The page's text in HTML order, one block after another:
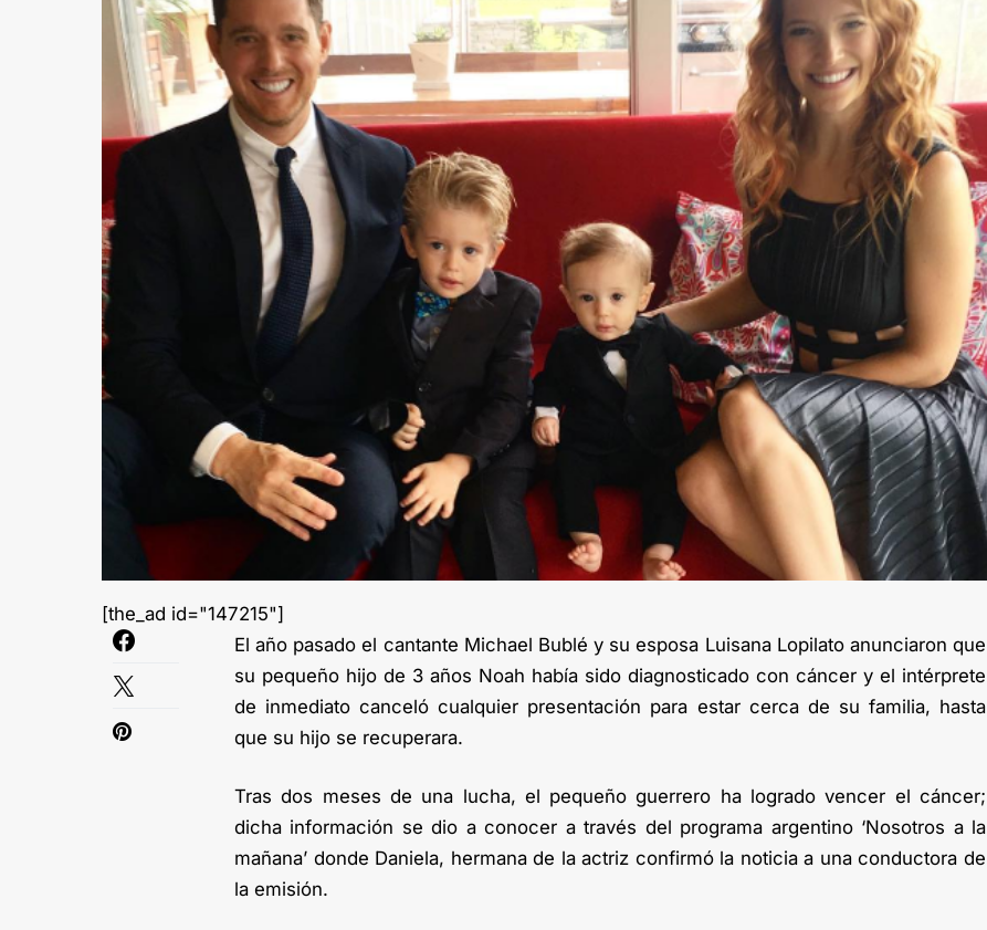
[the_ad id="147215"]
El año pasado el cantante Michael Bublé y su esposa Luisana Lopilato anunciaron que
su pequeño hijo de 3 años Noah había sido diagnosticado con cáncer y el intérprete
de inmediato canceló cualquier presentación para estar cerca de su familia, hasta
que su hijo se recuperara.
Tras dos meses de una lucha, el pequeño guerrero ha logrado vencer el cáncer;
dicha información se dio a conocer a través del programa argentino ‘Nosotros a la
mañana’ donde Daniela, hermana de la actriz confirmó la noticia a una conductora de
la emisión.